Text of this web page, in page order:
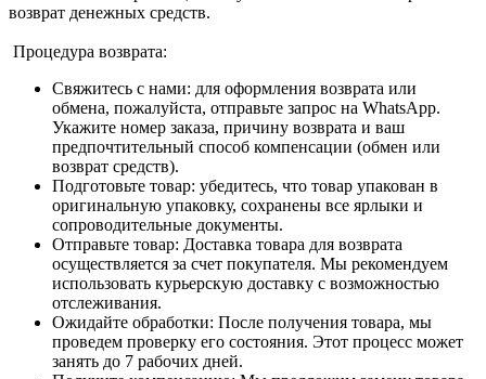
возврат денежных средств.
Процедура возврата:
Свяжитесь с нами: для оформления возврата или
обмена, пожалуйста, отправьте запрос на WhatsApp.
Укажите номер заказа, причину возврата и ваш
предпочтительный способ компенсации (обмен или
возврат средств).
Подготовьте товар: убедитесь, что товар упакован в
оригинальную упаковку, сохранены все ярлыки и
сопроводительные документы.
Отправьте товар: Доставка товара для возврата
осуществляется за счет покупателя. Мы рекомендуем
использовать курьерскую доставку с возможностью
отслеживания.
Ожидайте обработки: После получения товара, мы
проведем проверку его состояния. Этот процесс может
занять до 7 рабочих дней.